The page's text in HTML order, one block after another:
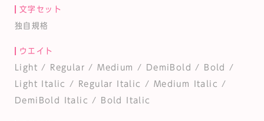
文字セット
独自規格
ウエイト
Light / Regular / Medium / DemiBold / Bold /
Light Italic / Regular Italic / Medium Italic /
DemiBold Italic / Bold Italic